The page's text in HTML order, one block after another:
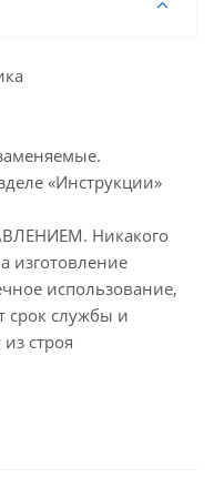
«Инструкции»
Никакого
изготовление
использование,
срок службы и
строя